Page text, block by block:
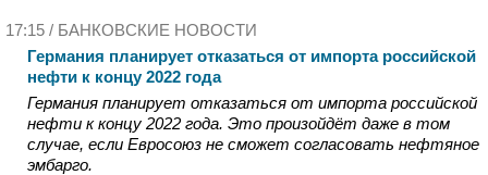
17:15 / БАНКОВСКИЕ НОВОСТИ
Германия планирует отказаться от импорта российской
нефти к концу 2022 года
Германия планирует отказаться от импорта российской
нефти к концу 2022 года. Это произойдёт даже в том
случае, если Евросоюз не сможет согласовать нефтяное
эмбарго.